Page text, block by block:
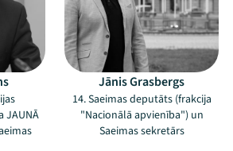
JAUNĀ
Jānis Grasbergs
14. Saeimas deputāts (frakcija
"Nacionālā apvienība") un
Saeimas sekretārs